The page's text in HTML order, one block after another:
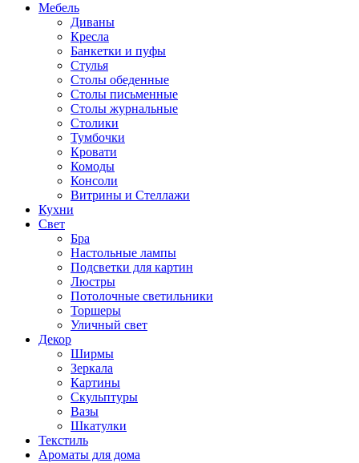
Мебель
Диваны
Кресла
Банкетки и пуфы
Стулья
Столы обеденные
Столы письменные
Столы журнальные
Столики
Тумбочки
Кровати
Комоды
Консоли
Витрины и Стеллажи
Кухни
Свет
Бра
Настольные лампы
Подсветки для картин
Люстры
Потолочные светильники
Торшеры
Уличный свет
Декор
Ширмы
Зеркала
Картины
Скульптуры
Вазы
Шкатулки
Текстиль
Ароматы для дома